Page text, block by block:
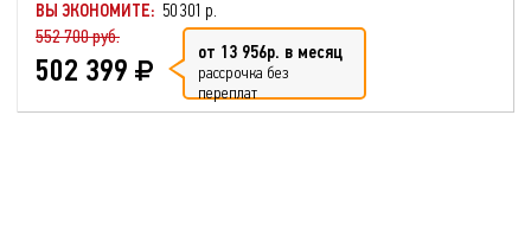
ВЫ ЭКОНОМИТЕ: 50 301 р.
552 700 руб.
502 399 от 13 956р. в месяц
рассрочка без
переплат